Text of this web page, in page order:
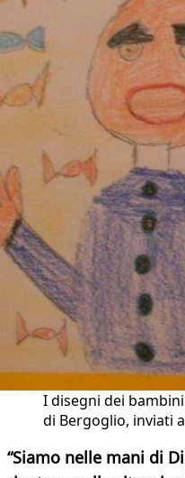
I disegni dei
di Bergoglio, inviati
“Siamo nelle mani di